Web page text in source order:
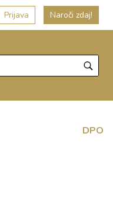
Prijava Naroči zdaj!
DPO